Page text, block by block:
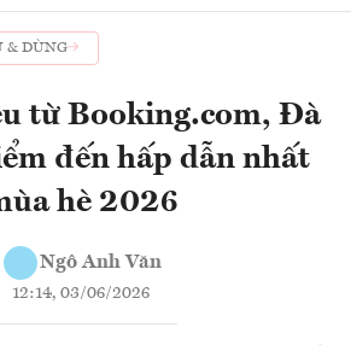
& DÙNG
từ Booking.com, Đà
đến hấp dẫn nhất
hè 2026
Ngô Anh Văn
12:14, 03/06/2026